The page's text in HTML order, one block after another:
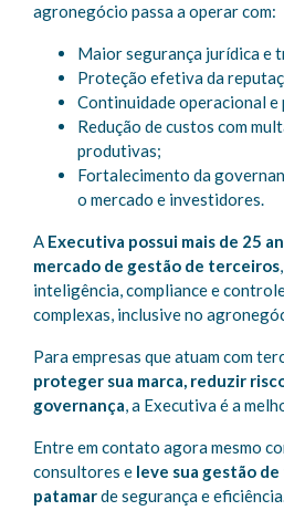
agronegócio passa a operar com:
Maior segurança jurídica e
Proteção efetiva da
Continuidade operacional
Redução de custos com
produtivas;
Fortalecimento da
o mercado e investidores.
A Executiva possui mais de 25
mercado de gestão de terceiros
inteligência, compliance e
complexas, inclusive no
Para empresas que atuam com
proteger sua marca, reduzir
governança, a Executiva é a
Entre em contato agora mesmo
consultores e leve sua gestão
patamarde segurança e